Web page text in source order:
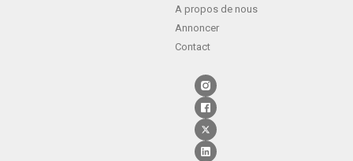
A propos de nous
Annoncer
Contact